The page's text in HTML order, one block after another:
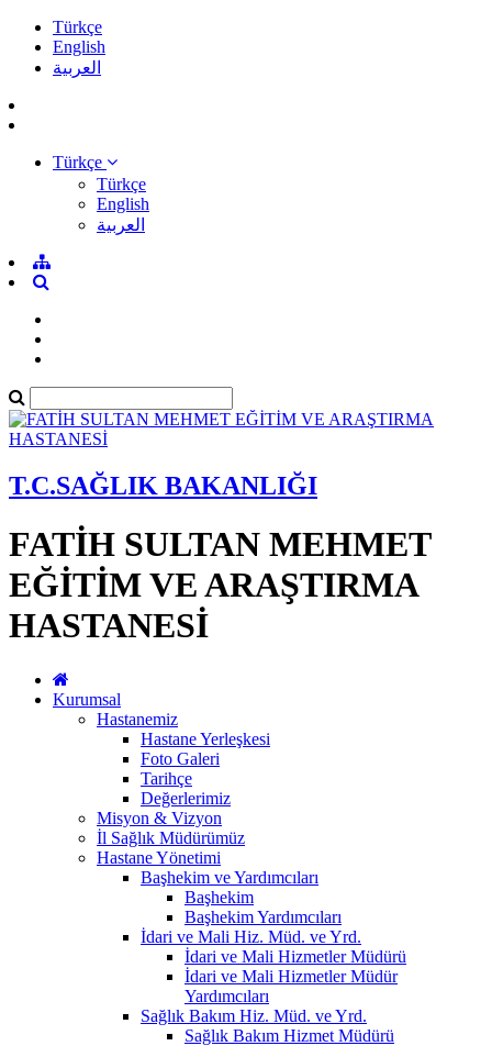
Türkçe
English
العربية
Türkçe
Türkçe
English
العربية
T.C.SAĞLIK BAKANLIĞI
FATİH SULTAN MEHMET
EĞİTİM VE ARAŞTIRMA
HASTANESİ
Kurumsal
Hastanemiz
Hastane Yerleşkesi
Foto Galeri
Tarihçe
Değerlerimiz
Misyon & Vizyon
İl Sağlık Müdürümüz
Hastane Yönetimi
Başhekim ve Yardımcıları
Başhekim
Başhekim Yardımcıları
İdari ve Mali Hiz. Müd. ve Yrd.
İdari ve Mali Hizmetler Müdürü
İdari ve Mali Hizmetler Müdür
Yardımcıları
Sağlık Bakım Hiz. Müd. ve Yrd.
Sağlık Bakım Hizmet Müdürü